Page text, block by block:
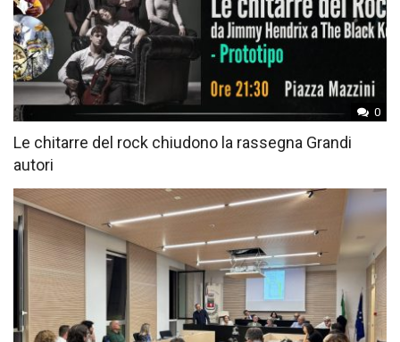
0
Le chitarre del rock chiudono la rassegna Grandi
autori